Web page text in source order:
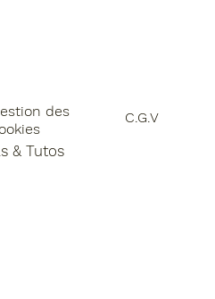
des
C.G.V
& Tutos